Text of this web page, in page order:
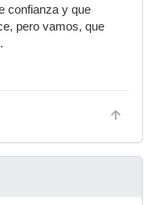
confianza y que
pero vamos, que